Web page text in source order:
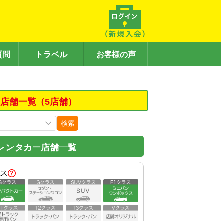
問 トラベル お客様の声
舗一覧（5店舗）
検索
ンタカー店舗一覧